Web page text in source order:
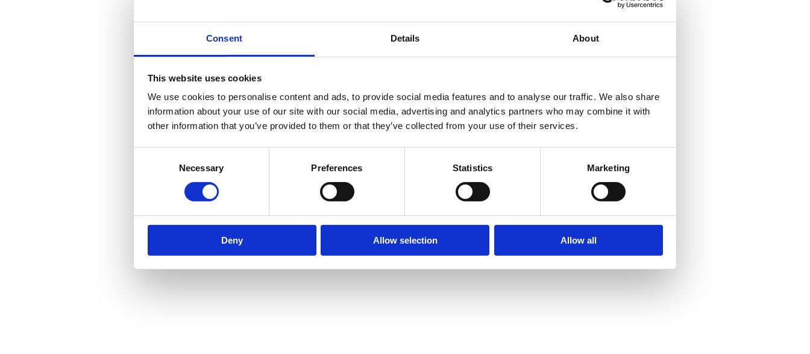
Consent Details About
This website uses cookies
We use cookies to personalise content and ads, to provide social media features and to analyse our traffic. We also share
information about your use of our site with our social media, advertising and analytics partners who may combine it with
other information that you’ve provided to them or that they’ve collected from your use of their services.
Necessary Preferences Statistics Marketing
Deny Allow selection Allow all